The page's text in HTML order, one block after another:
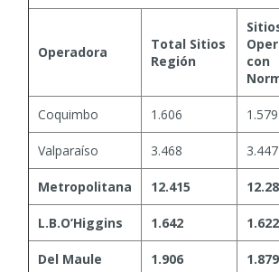
Operadora
Total Sitios
Región
con
Coquimbo 1.606 1.579
Valparaíso 3.468 3.447
Metropolitana 12.415
L.B.O’Higgins 1.642 1.622
Del Maule 1.906 1.879